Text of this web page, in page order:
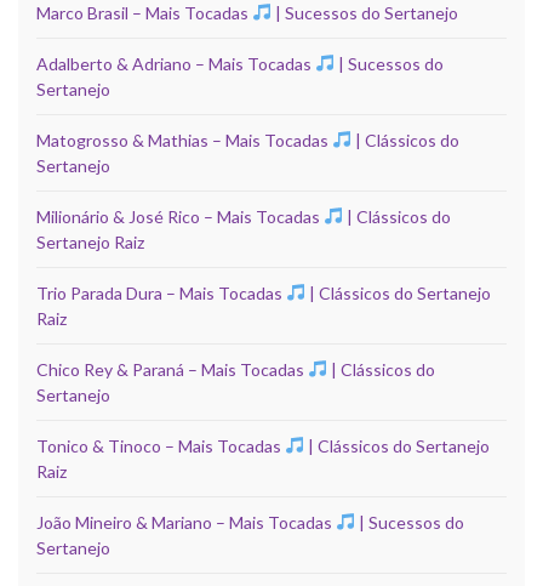
Marco Brasil – Mais Tocadas | Sucessos do Sertanejo
Adalberto & Adriano – Mais Tocadas
| Sucessos do
Sertanejo
Matogrosso & Mathias – Mais Tocadas
| Clássicos do
Sertanejo
Milionário & José Rico – Mais Tocadas
| Clássicos do
Sertanejo Raiz
Trio Parada Dura – Mais Tocadas
| Clássicos do Sertanejo
Raiz
Chico Rey & Paraná – Mais Tocadas
| Clássicos do
Sertanejo
Tonico & Tinoco – Mais Tocadas
| Clássicos do Sertanejo
Raiz
João Mineiro & Mariano – Mais Tocadas
| Sucessos do
Sertanejo